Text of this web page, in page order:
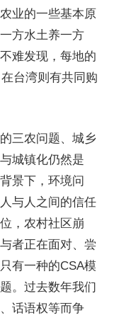
业的一些基本原
方水土养一方
难发现，每地的
台湾则有共同购
三农问题、城乡
城镇化仍然是
景下，环境问
与人之间的信任
，农村社区崩
者正在面对、尝
有一种的CSA模
。过去数年我们
话语权等而争